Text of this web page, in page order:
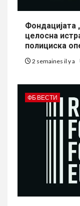
Фондацијата
целосна
полициска
2 semaines il y a
ФБ ВЕСТИ